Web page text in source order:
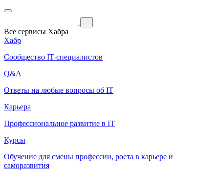
Все сервисы Хабра
Хабр
Сообщество IT-специалистов
Q&A
Ответы на любые вопросы об IT
Карьера
Профессиональное развитие в IT
Курсы
Обучение для смены профессии, роста в карьере и
саморазвития